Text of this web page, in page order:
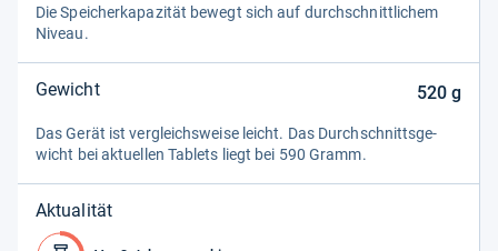
Die Spei­cher­ka­pa­zi­tät bewegt sich auf durch­schnitt­li­chem
Niveau.
Gewicht 520g
Das Gerät ist ver­gleichs­weise leicht. Das Durch­schnitts­ge­
wicht bei aktu­el­len Tablets liegt bei 590 Gramm.
Aktualität